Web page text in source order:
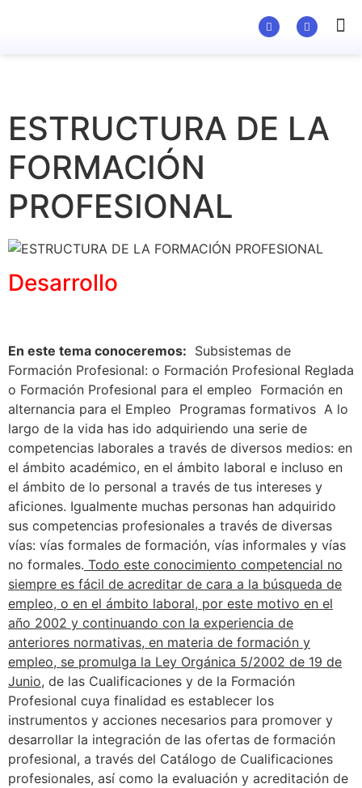
ESTRUCTURA DE LA
FORMACIÓN
PROFESIONAL
Desarrollo
En este tema conoceremos: Subsistemas de
Formación Profesional: o Formación Profesional Reglada
o Formación Profesional para el empleo Formación en
alternancia para el Empleo Programas formativos A lo
largo de la vida has ido adquiriendo una serie de
competencias laborales a través de diversos medios: en
el ámbito académico, en el ámbito laboral e incluso en
el ámbito de lo personal a través de tus intereses y
aficiones. Igualmente muchas personas han adquirido
sus competencias profesionales a través de diversas
vías: vías formales de formación, vías informales y vías
no formales. Todo este conocimiento competencial no
siempre es fácil de acreditar de cara a la búsqueda de
empleo, o en el ámbito laboral, por este motivo en el
año 2002 y continuando con la experiencia de
anteriores normativas, en materia de formación y
empleo, se promulga la Ley Orgánica 5/2002 de 19 de
Junio, de las Cualificaciones y de la Formación
Profesional cuya finalidad es establecer los
instrumentos y acciones necesarios para promover y
desarrollar la integración de las ofertas de formación
profesional, a través del Catálogo de Cualificaciones
profesionales, así como la evaluación y acreditación de